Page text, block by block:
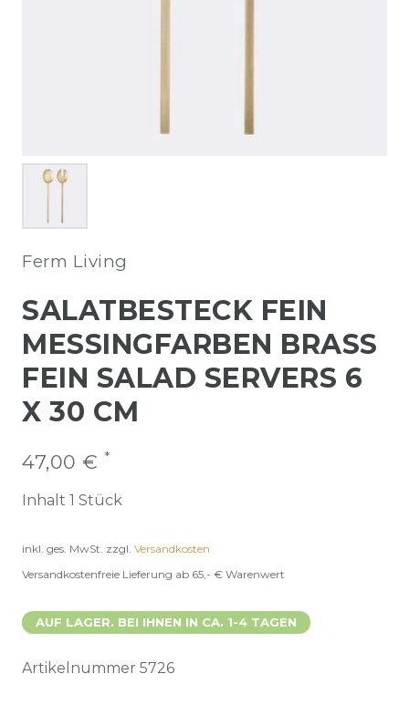
Ferm Living
SALATBESTECK FEIN
MESSINGFARBEN BRASS
FEIN SALAD SERVERS 6
X 30 CM
47,00 € *
Inhalt 1 Stück
inkl. ges. MwSt. zzgl. Versandkosten
Versandkostenfreie Lieferung ab 65,- € Warenwert
AUF LAGER. BEI IHNEN IN CA. 1-4 TAGEN
Artikelnummer 5726